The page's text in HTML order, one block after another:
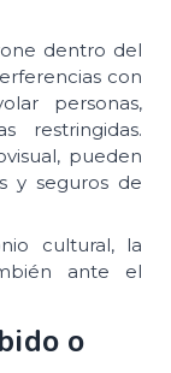
dentro del
con
personas,
restringidas.
pueden
y seguros de
cultural, la
ante el
o